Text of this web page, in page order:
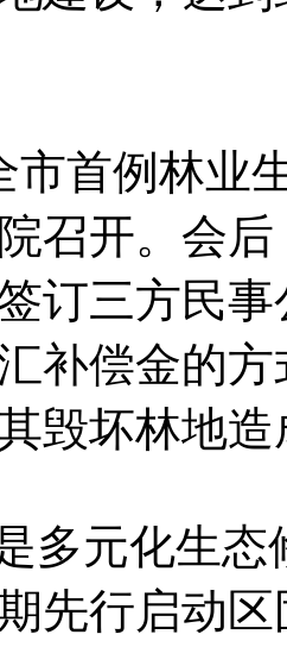
市首例林业
召开。会
订三方民
补偿金的
毁坏林地
多元化生
先行启动